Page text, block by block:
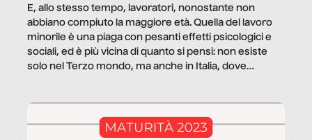
E, allo stesso tempo, lavoratori, nonostante non
abbiano compiuto la maggiore età. Quella del lavoro
minorile è una piaga con pesanti effetti psicologici e
sociali, ed è più vicina di quanto si pensi: non esiste
solo nel Terzo mondo, ma anche in Italia, dove